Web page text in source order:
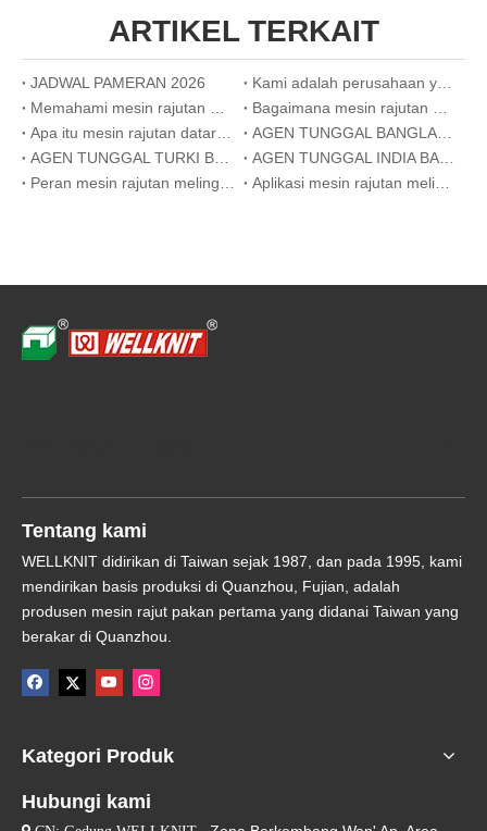
ARTIKEL TERKAIT
JADWAL PAMERAN 2026
Tentang kami
WELLKNIT didirikan di Taiwan sejak 1987, dan pada 1995, kami
mendirikan basis produksi di Quanzhou, Fujian, adalah
produsen mesin rajut pakan pertama yang didanai Taiwan yang
berakar di Quanzhou.
Kategori Produk
Hubungi kami